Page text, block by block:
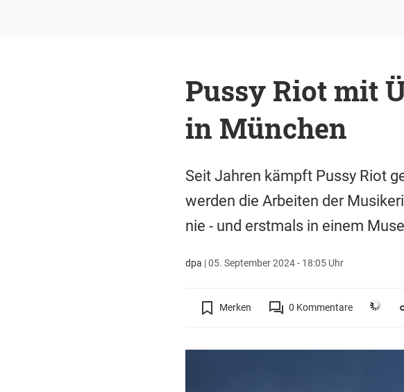
Pussy Riot mit
in München
Seit Jahren kämpft Pussy Riot
werden die Arbeiten der
nie - und erstmals in einem
dpa |05. September 2024 - 18:05 Uhr
Merken 0 Kommentare